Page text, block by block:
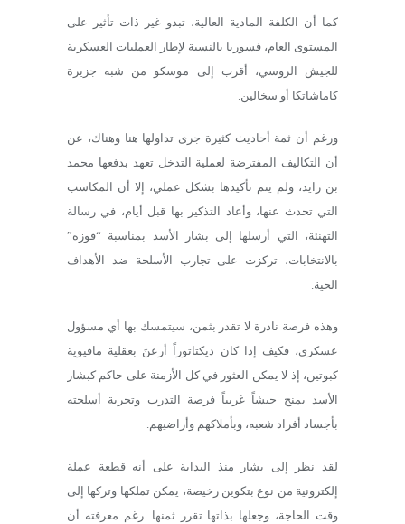
كما أن الكلفة المادية العالية، تبدو غير ذات تأثير على
المستوى العام، فسوريا بالنسبة لإطار العمليات العسكرية
للجيش الروسي، أقرب إلى موسكو من شبه جزيرة
كاماشاتكا أو سخالين.
ورغم أن ثمة أحاديث كثيرة جرى تداولها هنا وهناك، عن
أن التكاليف المفترضة لعملية التدخل تعهد بدفعها محمد
بن زايد، ولم يتم تأكيدها بشكل عملي، إلا أن المكاسب
التي تحدث عنها، وأعاد التذكير بها قبل أيام، في رسالة
التهنئة، التي أرسلها إلى بشار الأسد بمناسبة “فوزه”
بالانتخابات، تركزت على تجارب الأسلحة ضد الأهداف
الحية.
وهذه فرصة نادرة لا تقدر بثمن، سيتمسك بها أي مسؤول
عسكري، فكيف إذا كان ديكتاتوراً أرعنَ بعقلية مافيوية
كبوتين، إذ لا يمكن العثور في كل الأزمنة على حاكم كبشار
الأسد يمنح جيشاً غريباً فرصة التدرب وتجربة أسلحته
بأجساد أفراد شعبه، وبأملاكهم وأراضيهم.
لقد نظر إلى بشار منذ البداية على أنه قطعة عملة
إلكترونية من نوع بتكوين رخيصة، يمكن تملكها وتركها إلى
وقت الحاجة، وجعلها بذاتها تقرر ثمنها. رغم معرفته أن